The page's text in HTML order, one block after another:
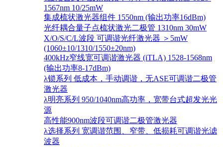
1567nm 10/25mW
集成梳状激光器组件 1550nm (输出功率16dBm)
光纤耦合量子点梳状激光二极管 1310nm 30mW
X/O/S/C/L波段 可调谐光纤激光器 ＞5mW
(1060±10/1310/1550±20nm)
400kHz窄线宽可调谐激光器 (iTLA) 1528-1568nm
(输出功率8-17dBm)
λ锁系列 低成本，手动调谐，无ASE可调谐二极管
激光器
λ明亮系列 950/1040nm高功率，宽带台式超发光光
源
高性能900nm波段可调谐二极管激光器
λ选择系列 宽调谐范围、窄带、低损耗可调谐光滤
波器